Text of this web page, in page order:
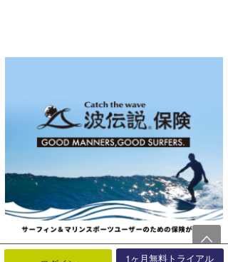
1ヶ月無料トライアル